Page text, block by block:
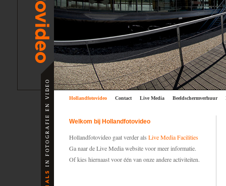
Hollandfotovideo Contact Live Media Beeldschermverhuur
Welkom bij Hollandfotovideo
Hollandfotovideo gaat verder als Live Media Facilities
Ga naar de Live Media website voor meer informatie.
Of kies hiernaast voor één van onze andere activiteiten.